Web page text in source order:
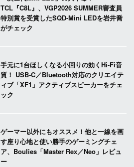
TCL『C8L』、VGP2026 SUMMER審査員
特別賞を受賞したSQD-Mini LEDを岩井喬
がチェック
手元に1台ほしくなる小回りの効くHi-Fi音
質！ USB-C／Bluetooth対応のクリエイテ
ィブ「XF1」アクティブスピーカーをチェ
ック
ゲーマー以外にもオススメ！他と一線を画
す座り心地と使い勝手のゲーミングチェ
ア、Boulies「Master Rex／Neo」レビュ
ー